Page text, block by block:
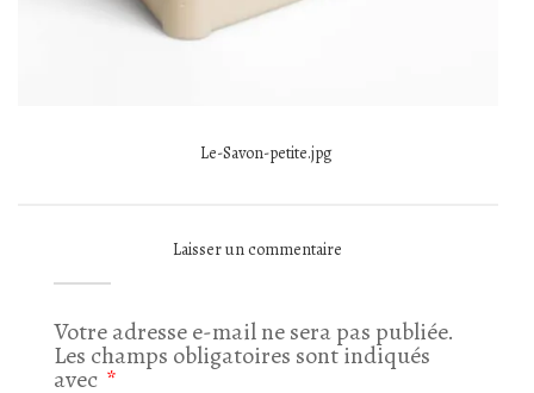
Le-Savon-petite.jpg
Laisser un commentaire
Votre adresse e-mail ne sera pas publiée.
Les champs obligatoires sont indiqués
avec *